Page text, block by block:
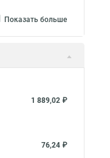
Показать больше
1 889,02 ₽
76,24 ₽